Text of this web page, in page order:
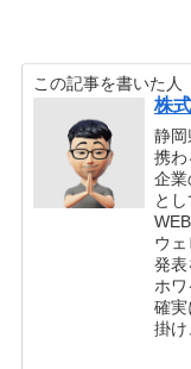
この記事を書いた人
株
静岡
携わ
企業
と
ウ
発表
ホ
確実
掛け